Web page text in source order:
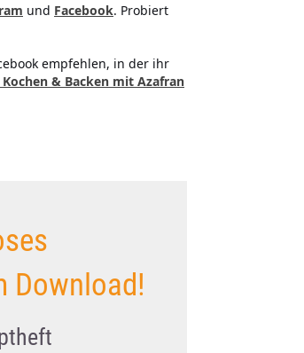
und Facebook. Probiert
empfehlen, in der ihr
Kochen & Backen mit Azafran
Download!